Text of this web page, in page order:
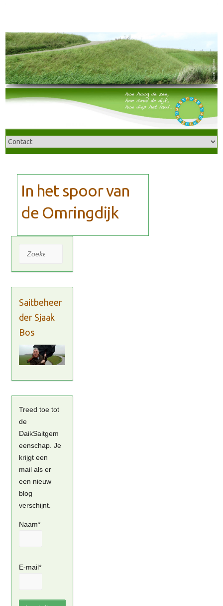
Zoeken
Saitbeheer
der Sjaak
Bos
Treed toe tot
de
DaikSaitgem
eenschap. Je
krijgt een
mail als er
een nieuw
blog
verschijnt.
Naam*
E-mail*